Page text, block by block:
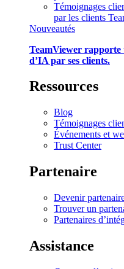
Témoignages
par les clients
Nouveautés
TeamViewer rapporte
d’IA par ses clients.
Ressources
Blog
Témoignages
Événements et
Trust Center
Partenaire
Devenir
Trouver un
Partenaires
Assistance